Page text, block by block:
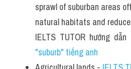
sprawl of suburban areas
natural habitats and
IELTS  TUTOR  hướng  dẫn
"suburb" tiếng anh